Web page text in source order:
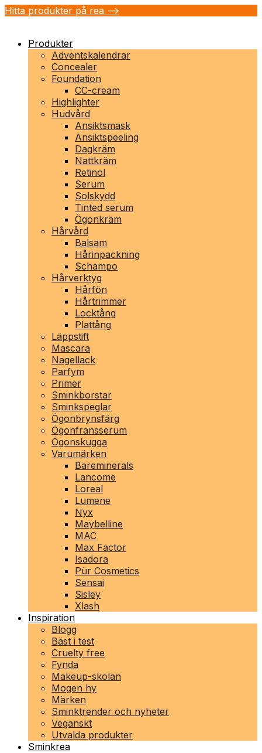
Hitta produkter på rea -->
Produkter
Adventskalendrar
Concealer
Foundation
CC-cream
Highlighter
Hudvård
Ansiktsmask
Ansiktspeeling
Dagkräm
Nattkräm
Retinol
Serum
Solskydd
Tinted serum
Ögonkräm
Hårvård
Balsam
Hårinpackning
Schampo
Hårverktyg
Hårfön
Hårtrimmer
Locktång
Plattång
Läppstift
Mascara
Nagellack
Parfym
Primer
Sminkborstar
Sminkspeglar
Ögonbrynsfärg
Ögonfransserum
Ögonskugga
Varumärken
Bareminerals
Lancome
Loreal
Lumene
Nyx
Maybelline
MAC
Max Factor
Isadora
Pür Cosmetics
Sensai
Sisley
Xlash
Inspiration
Blogg
Bäst i test
Cruelty free
Fynda
Makeup-skolan
Mogen hy
Märken
Sminktrender och nyheter
Veganskt
Utvalda produkter
Sminkrea